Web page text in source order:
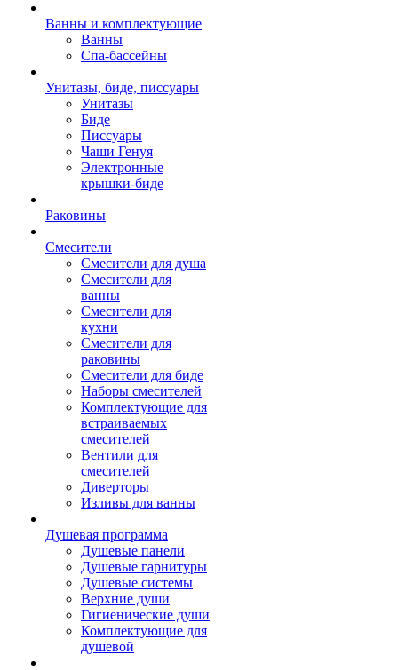
Ванны и комплектующие
Ванны
Спа-бассейны
Унитазы, биде, писсуары
Унитазы
Биде
Писсуары
Чаши Генуя
Электронные
крышки-биде
Раковины
Смесители
Смесители для душа
Смесители для
ванны
Смесители для
кухни
Смесители для
раковины
Смесители для биде
Наборы смесителей
Комплектующие для
встраиваемых
смесителей
Вентили для
смесителей
Диверторы
Изливы для ванны
Душевая программа
Душевые панели
Душевые гарнитуры
Душевые системы
Верхние души
Гигиенические души
Комплектующие для
душевой